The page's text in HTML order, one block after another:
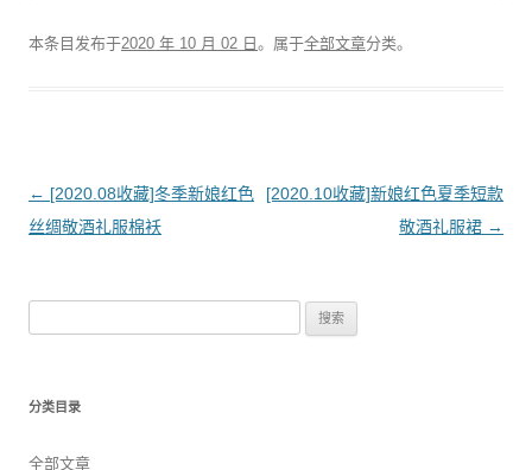
本条目发布于2020 年 10 月 02 日 。属于全部文章分类。
文
章
← [2020.08收藏]冬季新娘红色
丝绸敬酒礼服棉袄
[2020.10收藏]新娘红色夏季短款
敬酒礼服裙 →
分类目录
全部文章